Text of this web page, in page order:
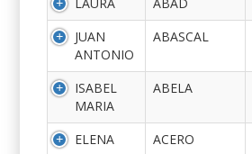
JUAN
ANTONIO
ABASCAL
ISABEL
MARIA
ABELA
ELENA ACERO